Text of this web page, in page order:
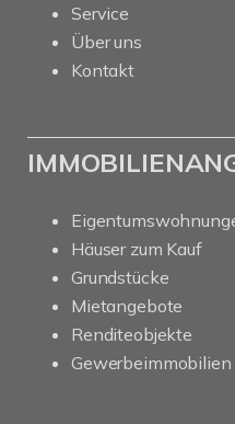
Service
Über uns
Kontakt
Häuser zum Kauf
Grundstücke
Mietangebote
Renditeobjekte
Gewerbeimmobilien